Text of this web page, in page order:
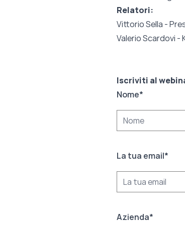
Relatori:
Vittorio Sella -
Valerio Scardovi -
Iscriviti al
Nome*
La tua email*
Azienda*